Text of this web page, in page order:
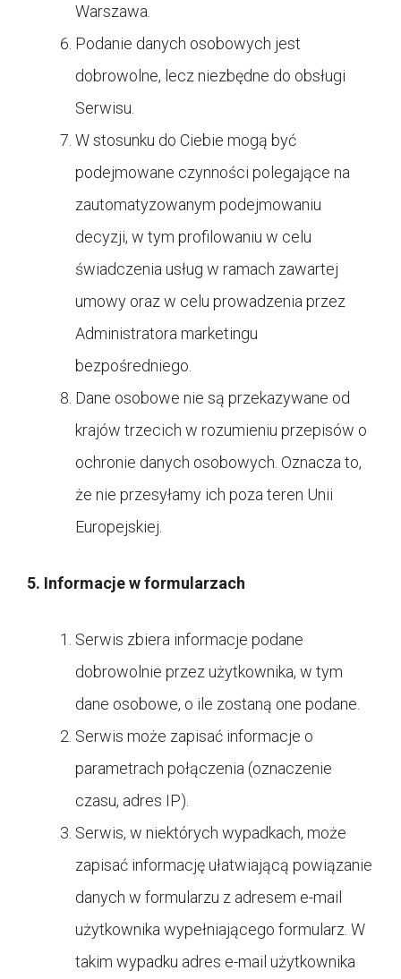
Warszawa.
Podanie danych osobowych jest
dobrowolne, lecz niezbędne do obsługi
Serwisu.
W stosunku do Ciebie mogą być
podejmowane czynności polegające na
zautomatyzowanym podejmowaniu
decyzji, w tym profilowaniu w celu
świadczenia usług w ramach zawartej
umowy oraz w celu prowadzenia przez
Administratora marketingu
bezpośredniego.
Dane osobowe nie są przekazywane od
krajów trzecich w rozumieniu przepisów o
ochronie danych osobowych. Oznacza to,
że nie przesyłamy ich poza teren Unii
Europejskiej.
5. Informacje w formularzach
Serwis zbiera informacje podane
dobrowolnie przez użytkownika, w tym
dane osobowe, o ile zostaną one podane.
Serwis może zapisać informacje o
parametrach połączenia (oznaczenie
czasu, adres IP).
Serwis, w niektórych wypadkach, może
zapisać informację ułatwiającą powiązanie
danych w formularzu z adresem e-mail
użytkownika wypełniającego formularz. W
takim wypadku adres e-mail użytkownika